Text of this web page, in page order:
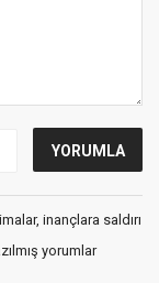
inançlara saldırı
yorumlar